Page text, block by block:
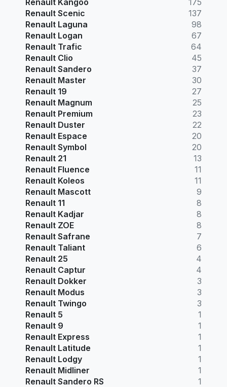
Renault Scenic
137
Renault Laguna
98
Renault Logan
67
Renault Trafic
64
Renault Clio
45
Renault Sandero
37
Renault Master
30
Renault 19
27
Renault Magnum
25
Renault Premium
23
Renault Duster
22
Renault Espace
20
Renault Symbol
20
Renault 21
13
Renault Fluence
11
Renault Koleos
11
Renault Mascott
9
Renault 11
8
Renault Kadjar
8
Renault ZOE
8
Renault Safrane
7
Renault Taliant
6
Renault 25
4
Renault Captur
4
Renault Dokker
3
Renault Modus
3
Renault Twingo
3
Renault 5
1
Renault 9
1
Renault Express
1
Renault Latitude
1
Renault Lodgy
1
Renault Midliner
1
Renault Sandero RS
1